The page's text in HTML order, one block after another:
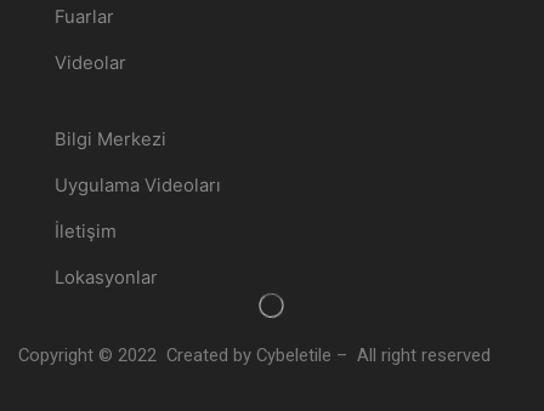
Fuarlar
Videolar
Bilgi Merkezi
Uygulama Videoları
İletişim
Lokasyonlar
Copyright © 2022 Created by Cybeletile – All right reserved